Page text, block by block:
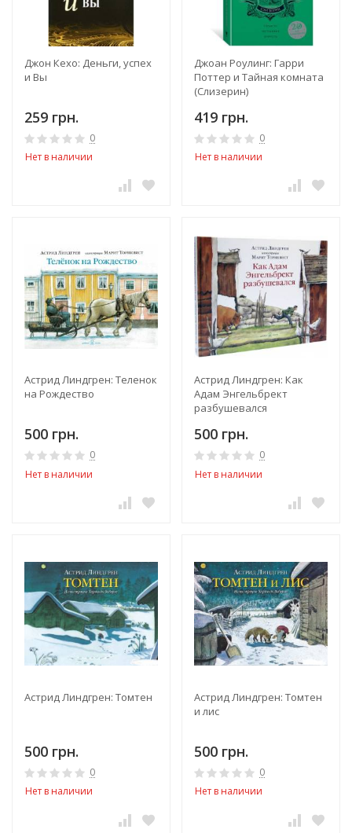
Джон Кехо: Деньги, успех
и Вы
259 грн.
0
Нет в наличии
Джоан Роулинг: Гарри
Поттер и Тайная комната
(Слизерин)
419 грн.
0
Нет в наличии
Астрид Линдгрен: Теленок
на Рождество
500 грн.
0
Нет в наличии
Астрид Линдгрен: Как
Адам Энгельбрект
разбушевался
500 грн.
0
Нет в наличии
Астрид Линдгрен: Томтен
500 грн.
0
Нет в наличии
Астрид Линдгрен: Томтен
и лис
500 грн.
0
Нет в наличии